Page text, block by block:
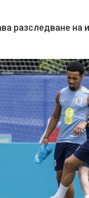
разследване на